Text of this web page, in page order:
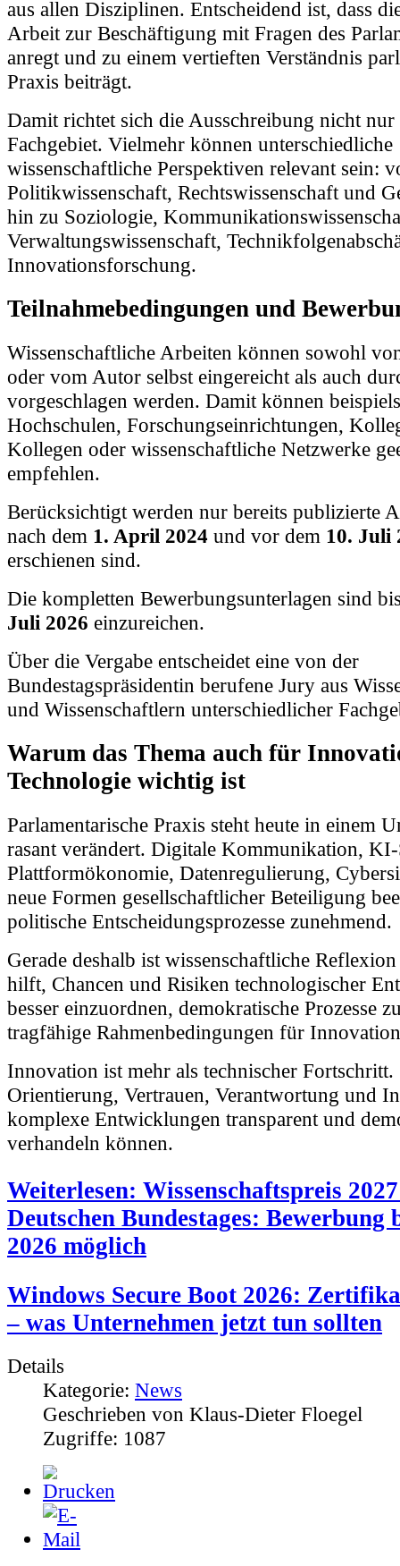
Arbeit zur Beschäftigung mit Fragen des
anregt und zu einem vertieften Verständnis
Praxis beiträgt.
Fachgebiet. Vielmehr können unterschiedliche
wissenschaftliche Perspektiven relevant sein:
Politikwissenschaft, Rechtswissenschaft und
hin zu Soziologie,
Verwaltungswissenschaft,
Innovationsforschung.
oder vom Autor selbst eingereicht als auch
vorgeschlagen werden. Damit können
Hochschulen, Forschungseinrichtungen,
Kollegen oder wissenschaftliche Netzwerke
empfehlen.
nach dem1. April 2024und vor dem10. Juli
erschienen sind.
Juli 2026einzureichen.
Bundestagspräsidentin berufene Jury aus
und Wissenschaftlern unterschiedlicher
Technologie wichtig ist
rasant verändert. Digitale Kommunikation, KI-
Plattformökonomie, Datenregulierung,
neue Formen gesellschaftlicher Beteiligung
politische Entscheidungsprozesse zunehmend.
hilft, Chancen und Risiken technologischer
besser einzuordnen, demokratische Prozesse
tragfähige Rahmenbedingungen für
Orientierung, Vertrauen, Verantwortung und
komplexe Entwicklungen transparent und
verhandeln können.
Deutschen Bundestages: Bewerbung
2026 möglich
– was Unternehmen jetzt tun sollten
Kategorie:
Geschrieben von
Zugriffe:1087